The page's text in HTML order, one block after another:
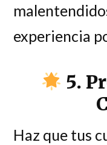
experiencia
5.
Haz que tus